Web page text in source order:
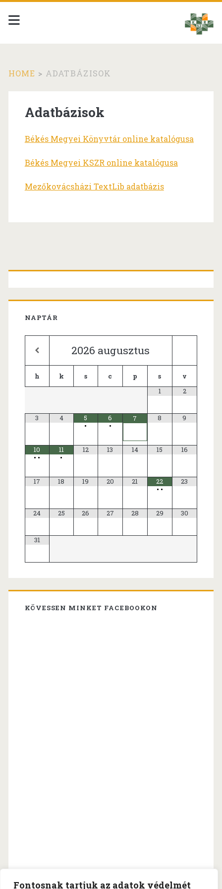
Fontosnak tartjuk az adatok védelmét
HOME > ADATBÁZISOK
Adatbázisok
Békés Megyei Könyvtár online katalógusa
Békés Megyei KSZR online katalógusa
Mezőkovácsházi TextLib adatbázis
Primary
Sidebar
NAPTÁR
2026 augusztus
h k s c p s
v
1
2
3 4
5
•
6
•
7 8 9
10
• •
11
•
12 13 14 15 16
17 18 19 20 21
22
• •
23
24 25 26 27 28 29 30
31
KÖVESSEN MINKET FACEBOOKON